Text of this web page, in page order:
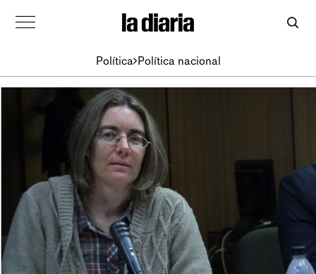
Política Política nacional